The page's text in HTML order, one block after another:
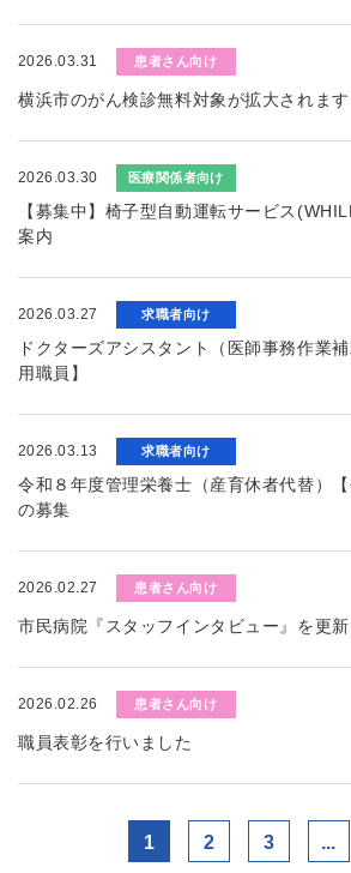
2026.03.31 患者さん向け
横浜市のがん検診無料対象が拡大されます
2026.03.30 医療関係者向け
【募集中】椅子型自動運転サービス
案内
2026.03.27 求職者向け
ドクターズアシスタント（医師事務作業
用職員】
2026.03.13 求職者向け
令和８年度管理栄養士（産育休者代替）【
の募集
2026.02.27 患者さん向け
市民病院『スタッフインタビュー』を更新
2026.02.26 患者さん向け
職員表彰を行いました
1 2 3 ...